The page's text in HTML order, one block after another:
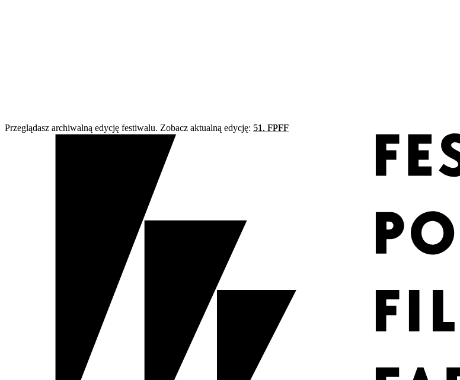
Przeglądasz archiwalną edycję festiwalu. Zobacz aktualną edycję: 51. FPFF